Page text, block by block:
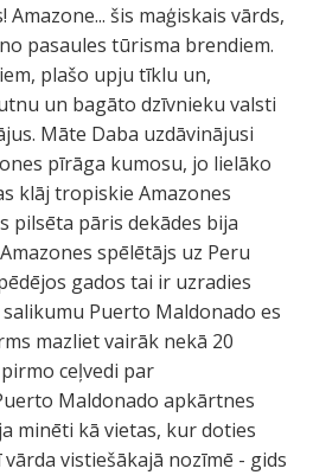
šis maģiskais vārds,
pasaules tūrisma brendiem.
plašo upju tīklu un,
un bagāto dzīvnieku valsti
Māte Daba uzdāvinājusi
pīrāga kumosu, jo lielāko
klāj tropiskie Amazones
pilsēta pāris dekādes bija
spēlētājs uz Peru
gados tai ir uzradies
Puerto Maldonado es
mazliet vairāk nekā 20
ceļvedi par
Maldonado apkārtnes
minēti kā vietas, kur doties
vistiešākajā nozīmē - gids